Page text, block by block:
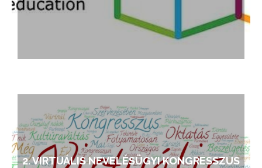
2. VIRTUÁLIS NEVELÉSÜGYI KONGRESSZUS